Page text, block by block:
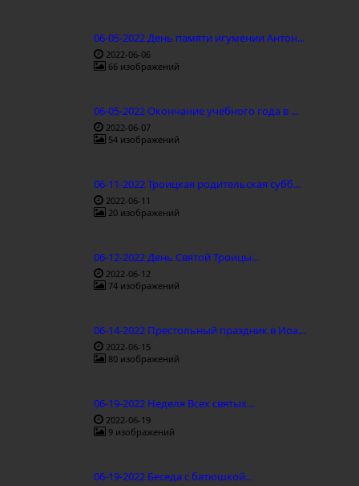
06-05-2022 День памяти игумении Антон...
2022-06-06
66 изображений
06-05-2022 Окончание учебного года в ...
2022-06-07
54 изображений
06-11-2022 Троицкая родительская субб...
2022-06-11
20 изображений
06-12-2022 День Святой Троицы...
2022-06-12
74 изображений
06-14-2022 Престольный праздник в Иоа...
2022-06-15
80 изображений
06-19-2022 Неделя Всех святых...
2022-06-19
9 изображений
06-19-2022 Беседа с батюшкой...